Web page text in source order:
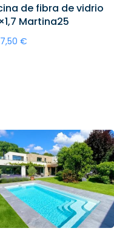
de fibra de vidrio
Martina25
€